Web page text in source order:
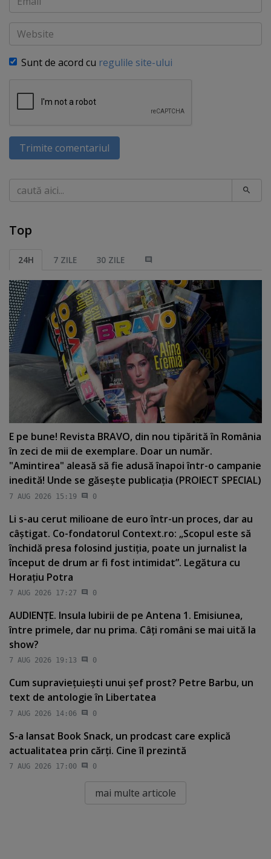
Website
Sunt de acord cu regulile site-ului
Trimite comentariul
Caută
Top
24H 7 ZILE 30 ZILE
E pe bune! Revista BRAVO, din nou tipărită în România
în zeci de mii de exemplare. Doar un număr.
"Amintirea" aleasă să fie adusă înapoi într-o campanie
inedită! Unde se găseşte publicaţia (PROIECT SPECIAL)
7 AUG 2026 15:19 0
Li s-au cerut milioane de euro într-un proces, dar au
câştigat. Co-fondatorul Context.ro: „Scopul este să
închidă presa folosind justiţia, poate un jurnalist la
început de drum ar fi fost intimidat”. Legătura cu
Horaţiu Potra
7 AUG 2026 17:27 0
AUDIENŢE. Insula Iubirii de pe Antena 1. Emisiunea,
între primele, dar nu prima. Câţi români se mai uită la
show?
7 AUG 2026 19:13 0
Cum supravieţuieşti unui şef prost? Petre Barbu, un
text de antologie în Libertatea
7 AUG 2026 14:06 0
S-a lansat Book Snack, un prodcast care explică
actualitatea prin cărţi. Cine îl prezintă
7 AUG 2026 17:00 0
mai multe articole